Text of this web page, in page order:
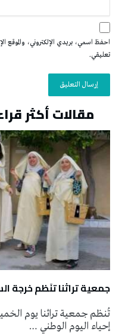
احفظ اسمي، بريدي الإلكتروني، والموقع
تعليقي.
مقالات أكثر
جمعية تراثنا تنَظم خرجة
إحياء اليوم الوطني …